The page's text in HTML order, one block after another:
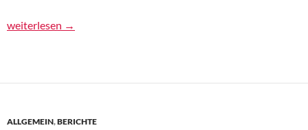
Zweite Chance – AZ
weiterlesen →
ALLGEMEIN,BERICHTE